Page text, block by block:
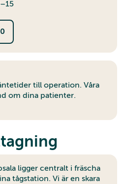
till operation. Våra
om dina patienter.
ligger centralt i fräscha
tågstation. Vi är en skara